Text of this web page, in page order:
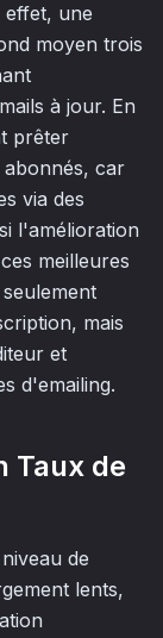
effet, une
moyen trois
à jour. En
prêter
car
via des
l'amélioration
meilleures
mais
et
d'emailing.
Taux de
de
lents,